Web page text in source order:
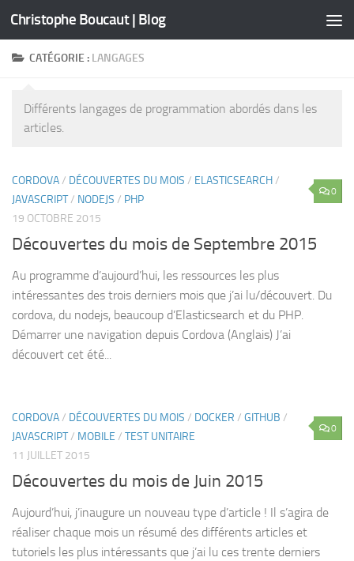
Skip to content
Christophe Boucaut | Blog
CATÉGORIE : LANGAGES
Différents langages de programmation abordés dans les
articles.
0
CORDOVA/ DÉCOUVERTES DU MOIS / ELASTICSEARCH/
JAVASCRIPT/ NODEJS / PHP
19 OCTOBRE 2015
Découvertes du mois de Septembre 2015
Au programme d’aujourd’hui, les ressources les plus
intéressantes des trois derniers mois que j’ai lu/découvert. Du
cordova, du nodejs, beaucoup d’Elasticsearch et du PHP.
Démarrer une navigation depuis Cordova (Anglais) J’ai
découvert cet été...
0
CORDOVA/ DÉCOUVERTES DU MOIS / DOCKER / GITHUB /
JAVASCRIPT/ MOBILE / TEST UNITAIRE
11 JUILLET 2015
Découvertes du mois de Juin 2015
Aujourd’hui, j’inaugure un nouveau type d’article ! Il s’agira de
réaliser chaque mois un résumé des différents articles et
tutoriels les plus intéressants que j’ai lu ces trente derniers